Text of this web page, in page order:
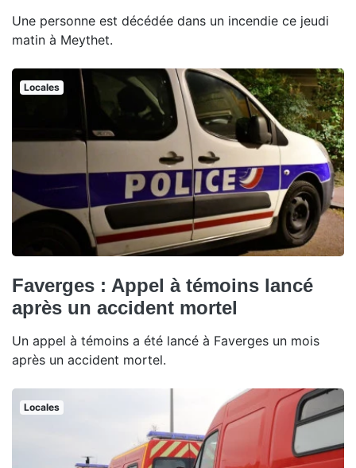
Une personne est décédée dans un incendie ce jeudi
matin à Meythet.
Locales
Faverges : Appel à témoins lancé
après un accident mortel
Un appel à témoins a été lancé à Faverges un mois
après un accident mortel.
Locales